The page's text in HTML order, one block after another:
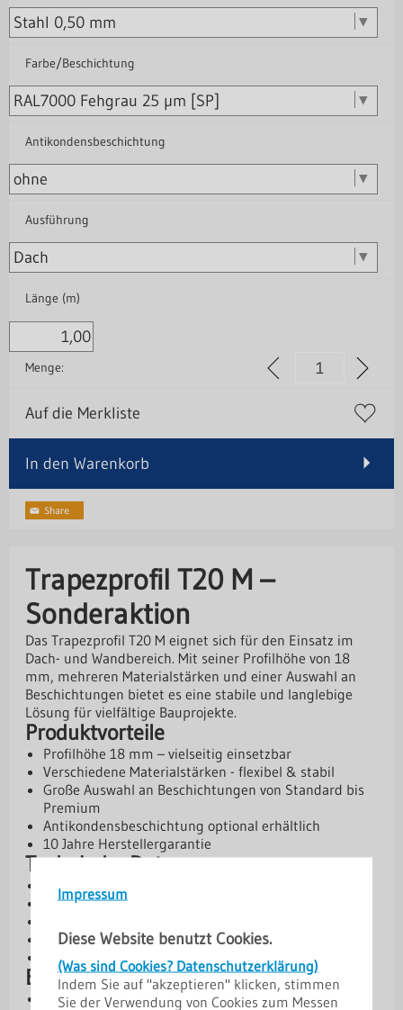
Impressum
Diese Website benutzt Cookies.
(Was sind Cookies? Datenschutzerklärung)
Indem Sie auf "akzeptieren" klicken, stimmen
Sie der Verwendung von Cookies zum Messen
Farbe/Beschichtung
Antikondensbeschichtung
Ausführung
Länge (m)
Menge:
Auf die Merkliste
In den Warenkorb
Trapezprofil T20 M –
Sonderaktion
Das Trapezprofil T20 M eignet sich für den Einsatz im
Dach- und Wandbereich. Mit seiner Profilhöhe von 18
mm, mehreren Materialstärken und einer Auswahl an
Beschichtungen bietet es eine stabile und langlebige
Lösung für vielfältige Bauprojekte.
Produktvorteile
Profilhöhe 18 mm – vielseitig einsetzbar
Verschiedene Materialstärken - flexibel & stabil
Große Auswahl an Beschichtungen von Standard bis
Premium
Antikondensbeschichtung optional erhältlich
10 Jahre Herstellergarantie
Technische Daten
Profilhöhe: 18 mm
Gesamtbreite: 1138 mm
Kern: Stahl, S280GD + Z275 gem. EN 10169
Materialstärken: 0,50 mm | 0,63 mm | 0,75 mm
Beschichtungen und Schutz
Aluzink – Basis-Schutzschicht